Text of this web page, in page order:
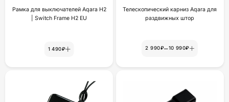
Рамка для выключателей Aqara H2
| Switch Frame H2 EU
1 490₽
Телескопический карниз Aqara для
раздвижных штор
2 990₽–10 990₽